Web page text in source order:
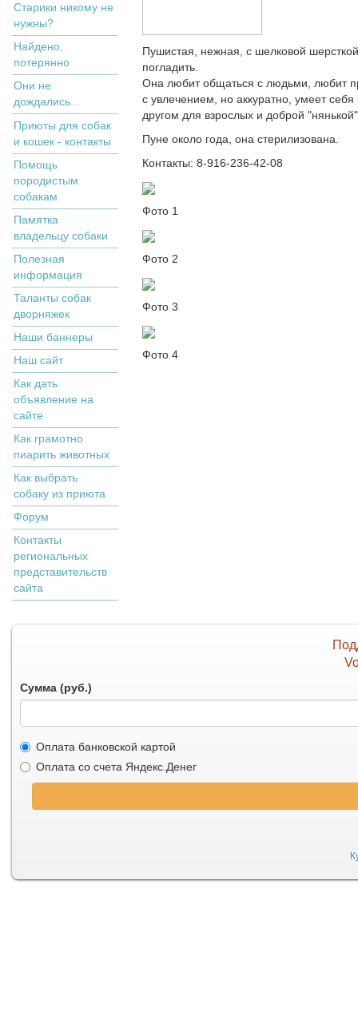
Старики никому не
нужны?
Найдено,
потерянно
Они не
дождались...
Приюты для собак
и кошек - контакты
Помощь
породистым
собакам
Памятка
владельцу собаки
Полезная
информация
Таланты собак
дворняжек
Наши баннеры
Наш сайт
Как дать
объявление на
сайте
Как грамотно
пиарить животных
Как выбрать
собаку из приюта
Форум
Контакты
региональных
представительств
сайта
Пушистая, нежная, с шелковой
погладить.
Она любит общаться с людьми, любит
с увлечением, но аккуратно, умеет
другом для взрослых и доброй
Пуне около года, она стерилизована.
Контакты: 8-916-236-42-08
Фото 1
Фото 2
Фото 3
Фото 4
Сумма (руб.)
Оплата банковской картой
Оплата со счета Яндекс.Денег